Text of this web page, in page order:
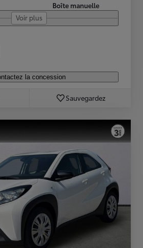
Boîte manuelle
Voir plus
la concession
Sauvegardez